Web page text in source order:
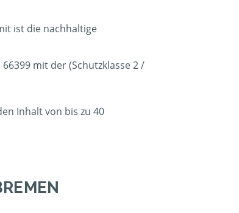
ist die nachhaltige
mit der (Schutzklasse 2 /
Inhalt von bis zu 40